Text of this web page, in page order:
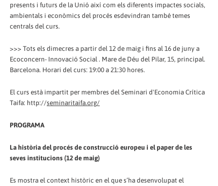
presents i futurs de la Unió així com els diferents impactes socials,
ambientals i econòmics del procés esdevindran també temes
centrals del curs.
>>> Tots els dimecres a partir del 12 de maig i fins al 16 de juny a
Ecoconcern- Innovació Social . Mare de Déu del Pilar, 15, principal.
Barcelona. Horari del curs: 19:00 a 21:30 hores.
El curs està impartit per membres del Seminari d'Economia Crítica
Taifa: http://seminaritaifa.org/
PROGRAMA
La història del procés de construcció europeu i el paper de les
seves institucions (12 de maig)
Es mostra el context històric en el que s’ha desenvolupat el